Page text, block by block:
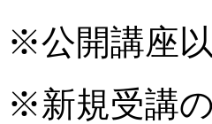
※公開講座
※新規受講